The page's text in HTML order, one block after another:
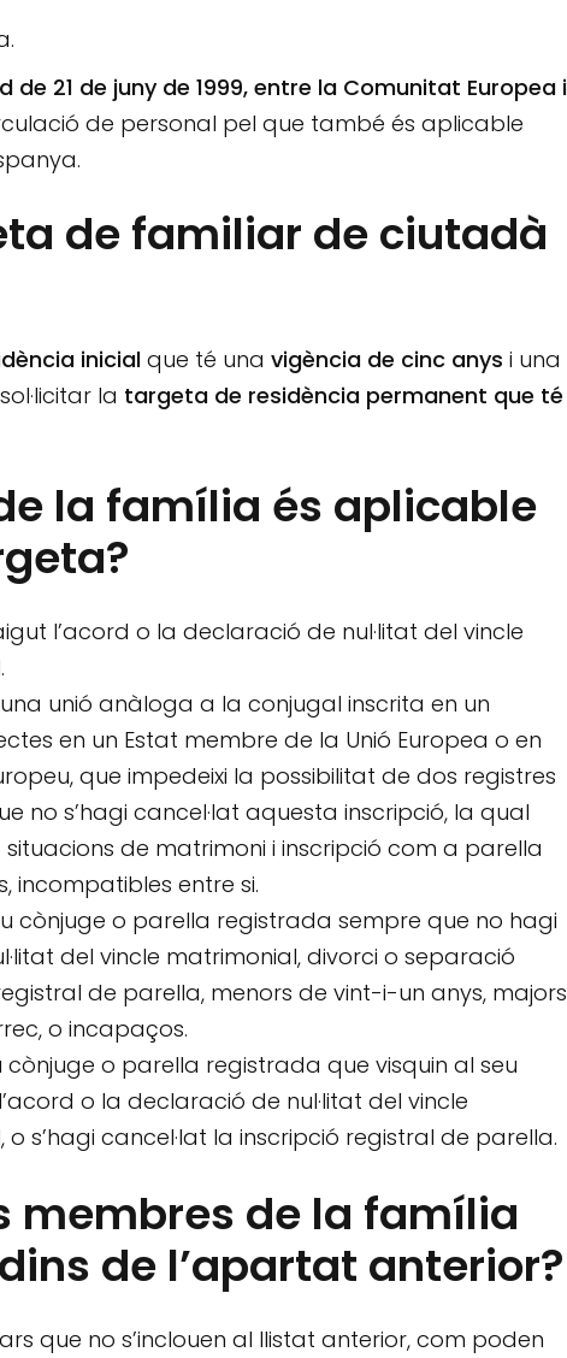
de 21 de juny de 1999, entre la Comunitat Europea i
de personal pel que també és aplicable
de familiar de ciutadà
inicial que té una vigència de cinc anys i una
la targeta de residència permanent que té
la família és aplicable
l’acord o la declaració de nul·litat del vincle
unió anàloga a la conjugal inscrita en un
en un Estat membre de la Unió Europea o en
que impedeixi la possibilitat de dos registres
no s’hagi cancel·lat aquesta inscripció, la qual
de matrimoni i inscripció com a parella
incompatibles entre si.
cònjuge o parella registrada sempre que no hagi
del vincle matrimonial, divorci o separació
de parella, menors de vint-i-un anys, majors
o incapaços.
cònjuge o parella registrada que visquin al seu
o la declaració de nul·litat del vincle
s’hagi cancel·lat la inscripció registral de parella.
membres de la família
de l’apartat anterior?
que no s’inclouen al llistat anterior, com poden